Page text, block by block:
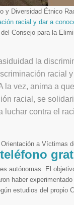
y Diversidad Étnico
racial y dar a
del Consejo para la
la
racial y
la vez, anima a
racial, se
luchar contra el
a Víctimas
teléfono
autónomas. El
haber experimentado
estudios del propio